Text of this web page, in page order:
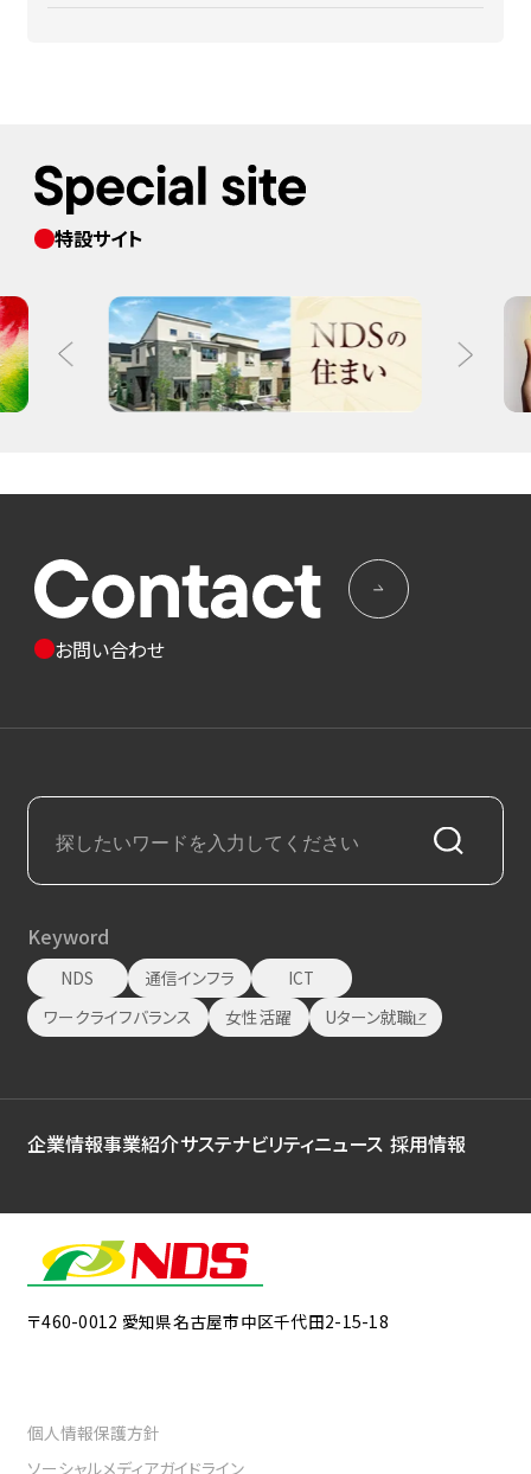
特設サイト
お問い合わせ
Keyword
NDS 通信インフラ
ICT
ワークライフバランス
女性活躍 Uターン就職
企業情報事業紹介サステナビリティニュース 採用情報
〒460-0012 愛知県名古屋市中区千代田2-15-18
個人情報保護方針
ソーシャルメディアガイドライン